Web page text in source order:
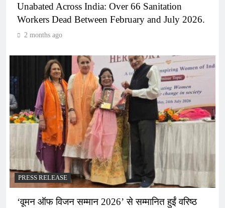
Unabated Across India: Over 66 Sanitation
Workers Dead Between February and July 2026.
2 months ago
PRESS RELEASE
‘वूमन ऑफ विजन सम्मान 2026’ से सम्मानित हुईं वरिष्ठ